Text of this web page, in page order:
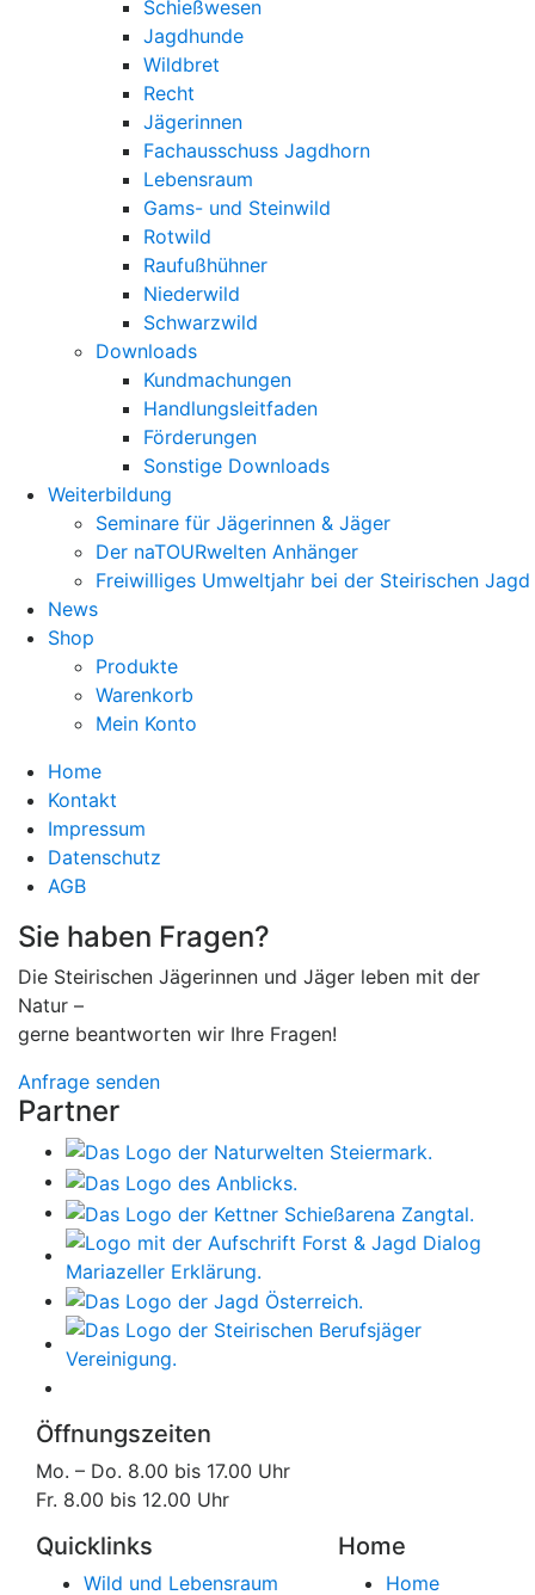
Schießwesen
Jagdhunde
Wildbret
Recht
Jägerinnen
Fachausschuss Jagdhorn
Lebensraum
Gams- und Steinwild
Rotwild
Raufußhühner
Niederwild
Schwarzwild
Downloads
Kundmachungen
Handlungsleitfaden
Förderungen
Sonstige Downloads
Weiterbildung
Seminare für Jägerinnen & Jäger
Der naTOURwelten Anhänger
Freiwilliges Umweltjahr bei der Steirischen Jagd
News
Shop
Produkte
Warenkorb
Mein Konto
Home
Kontakt
Impressum
Datenschutz
AGB
Sie haben Fragen?
Die Steirischen Jägerinnen und Jäger leben mit der
Natur –
gerne beantworten wir Ihre Fragen!
Anfrage senden
Partner
Öffnungszeiten
Mo. – Do. 8.00 bis 17.00 Uhr
Fr. 8.00 bis 12.00 Uhr
Quicklinks
Wild und Lebensraum
Home
Home